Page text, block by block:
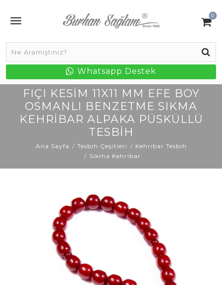
0
Whatsapp Destek
FIÇI KESIM 11X11 MM EFE BOY
OSMANLI BENZETME SIKMA
KEHRIBAR ALPAKA PÜSKÜLLÜ
TESBIH
Ana Sayfa Tesbih Çeşitleri
Kehribar Tesbih
Sıkma Kehribar